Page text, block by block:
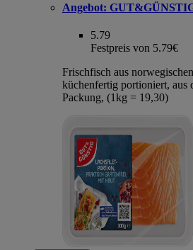
Angebot:
5.79
Festpreis von 5.79€
Frischfisch aus
küchenfertig portioniert, aus
Packung, (1kg = 19,30)